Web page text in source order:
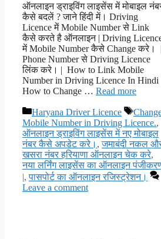
ऑनलाइन ड्राइविंग लाइसेंस में मोबाइल
कैसे बदलें ? जाने हिंदी में। Driving
Licence में Mobile Number से Link
कैसे करते है ऑनलाइन | Driving
में Mobile Number कैसे Change करे। |
Phone Number से Driving Licence
लिंक करे। | How to Link Mobile
Number in Driving Licence In Hindi
How to Change … Read more
Categories
Haryana Driver Licence Tags
Mobile Number in Driving Licence.,
ऑनलाइन ड्राइविंग लाइसेंस में नए मोबाइल
नंबर कैसे अपडेट करे। ,जमाबंदी नकल
खसरा नंबर हरियाणा ऑनलाइन चेक करे,
नया लर्निंग लाइसेंस का ऑनलाइन
|,पासपोर्ट का ऑनलाइन रजिस्ट्रेशन।
Leave a comment